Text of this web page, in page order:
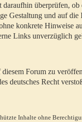
überprüfen, ob
Gestaltung und auf die
konkrete Hinweise
Links unverzüglich
Forum zu
deutsches Recht
Inhalte ohne